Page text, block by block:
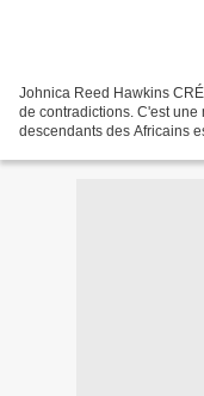
Johnica Reed Hawkins
de contradictions. C'est
descendants des Africains